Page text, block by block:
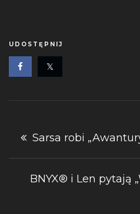
UDOSTĘPNIJ
Nawigacja
Sarsa robi
BNYX® i Len pytają